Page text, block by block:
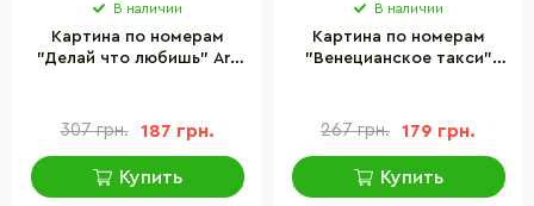
В наличии
Картина по номерам
"Делай что любишь" Art
307 грн. 187 грн.
Купить
В наличии
Картина по номерам
"Венецианское такси"
267 грн. 179 грн.
Купить